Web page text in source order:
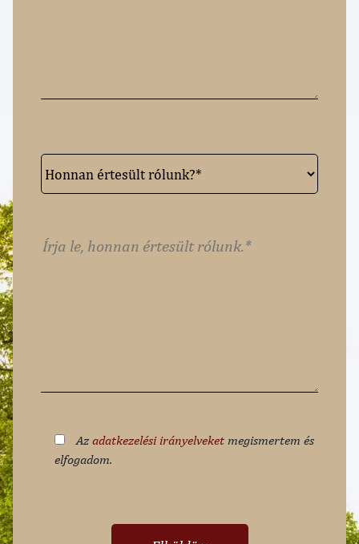
Azadatkezelési irányelveket megismertem és
elfogadom.